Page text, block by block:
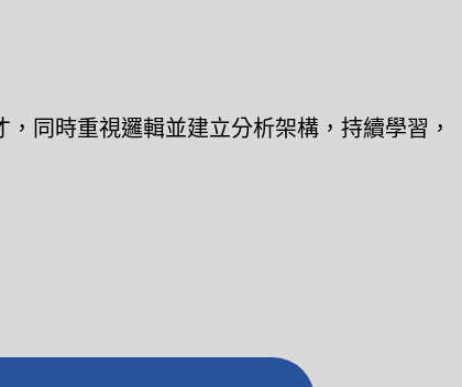
同時重視邏輯並建立分析架構，持續學習，